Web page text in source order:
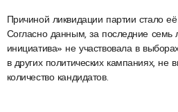
Причиной ликвидации партии стало
Согласно данным, за последние семь
инициатива» не участвовала в
в других политических кампаниях, не
количество кандидатов.